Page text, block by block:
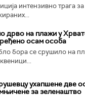
интензивно трага
дрво на плажи у
осам особа
бора се срушило на
ухапшене две
за зеленаштво